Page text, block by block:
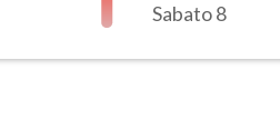
Sabato 8